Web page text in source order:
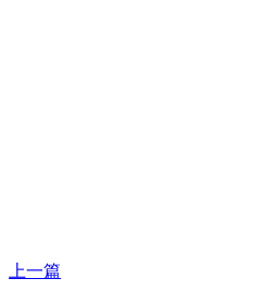
上一篇